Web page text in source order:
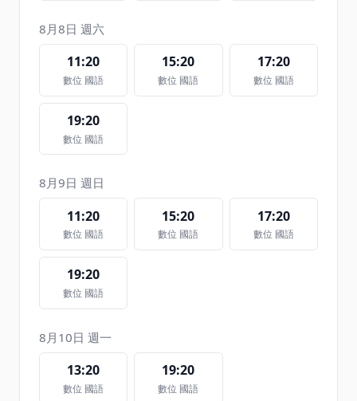
8月8日 週六
11:20
數位 國語
15:20
數位 國語
17:20
數位 國語
19:20
數位 國語
8月9日 週日
11:20
數位 國語
15:20
數位 國語
17:20
數位 國語
19:20
數位 國語
8月10日 週一
13:20
數位 國語
19:20
數位 國語